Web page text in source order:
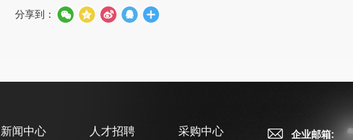
分享到：
新闻中心 人才招聘 采购中心 企业邮箱: